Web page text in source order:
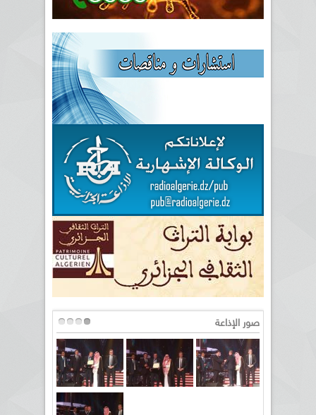
صور الإذاعة